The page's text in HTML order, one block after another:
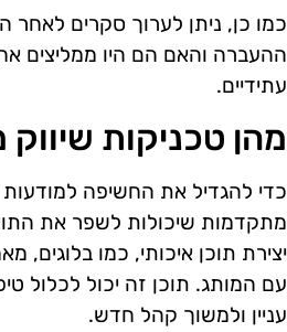
כמו כן, ניתן לערוך סקרים לאחר
ההעברה והאם הם היו ממליצים
עתידיים.
מהן טכניקות
כדי להגדיל את החשיפה למודעות
מתקדמות שיכולות לשפר את
יצירת תוכן איכותי, כמו
עם המותג. תוכן זה יכול לכלול
עניין ולמשוך קהל חדש.